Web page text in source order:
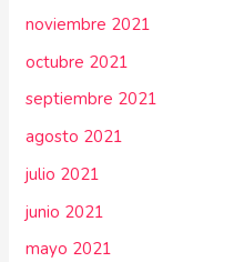
noviembre 2021
octubre 2021
septiembre 2021
agosto 2021
julio 2021
junio 2021
mayo 2021